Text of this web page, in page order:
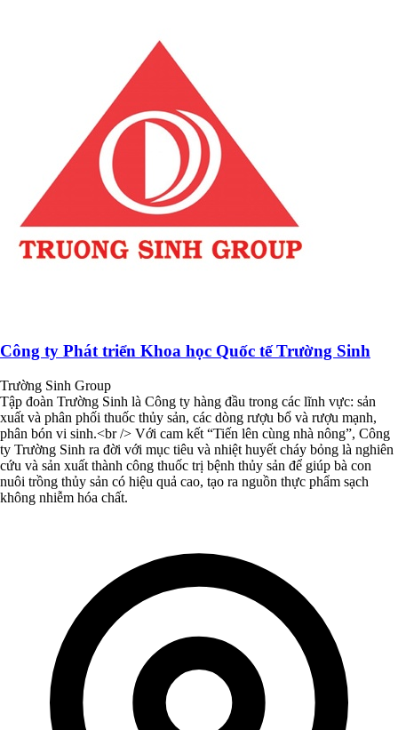
Công ty Phát triển Khoa học Quốc tế Trường Sinh
Trường Sinh Group
Tập đoàn Trường Sinh là Công ty hàng đầu trong các lĩnh vực: sản
xuất và phân phối thuốc thủy sản, các dòng rượu bổ và rượu mạnh,
phân bón vi sinh.<br /> Với cam kết “Tiến lên cùng nhà nông”, Công
ty Trường Sinh ra đời với mục tiêu và nhiệt huyết cháy bỏng là nghiên
cứu và sản xuất thành công thuốc trị bệnh thủy sản để giúp bà con
nuôi trồng thủy sản có hiệu quả cao, tạo ra nguồn thực phẩm sạch
không nhiễm hóa chất.